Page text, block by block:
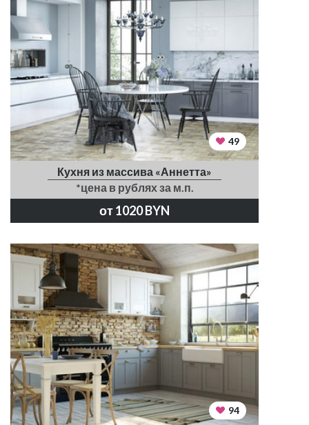
49
Кухня из массива «Аннетта»
*цена в рублях за м.п.
от 1020 BYN
94